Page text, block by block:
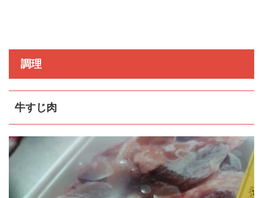
調理
牛すじ肉